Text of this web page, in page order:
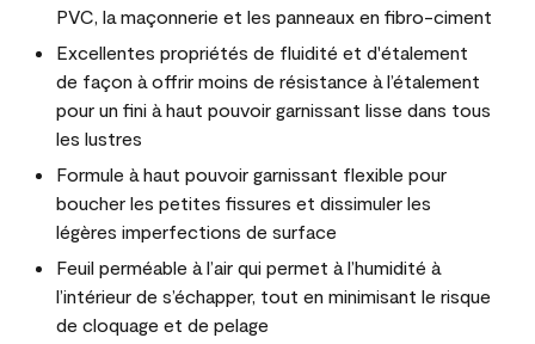
PVC, la maçonnerie et les panneaux en fibro-ciment
Excellentes propriétés de fluidité et d'étalement
de façon à offrir moins de résistance à l’étalement
pour un fini à haut pouvoir garnissant lisse dans tous
les lustres
Formule à haut pouvoir garnissant flexible pour
boucher les petites fissures et dissimuler les
légères imperfections de surface
Feuil perméable à l’air qui permet à l’humidité à
l’intérieur de s’échapper, tout en minimisant le risque
de cloquage et de pelage